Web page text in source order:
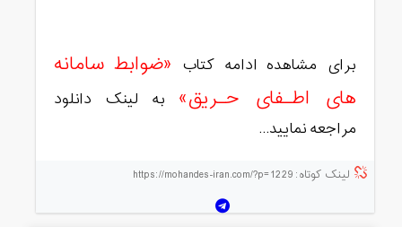
برای مشاهده ادامه کتاب «ضوابط سامانه
های اطـفای حـریق» به لینک دانلود
مراجعه نمایید…
لینک کوتاه:https://mohandes-iran.com/?p=1229